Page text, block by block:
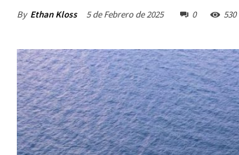
By Ethan Kloss 5 de Febrero de 2025 0 530